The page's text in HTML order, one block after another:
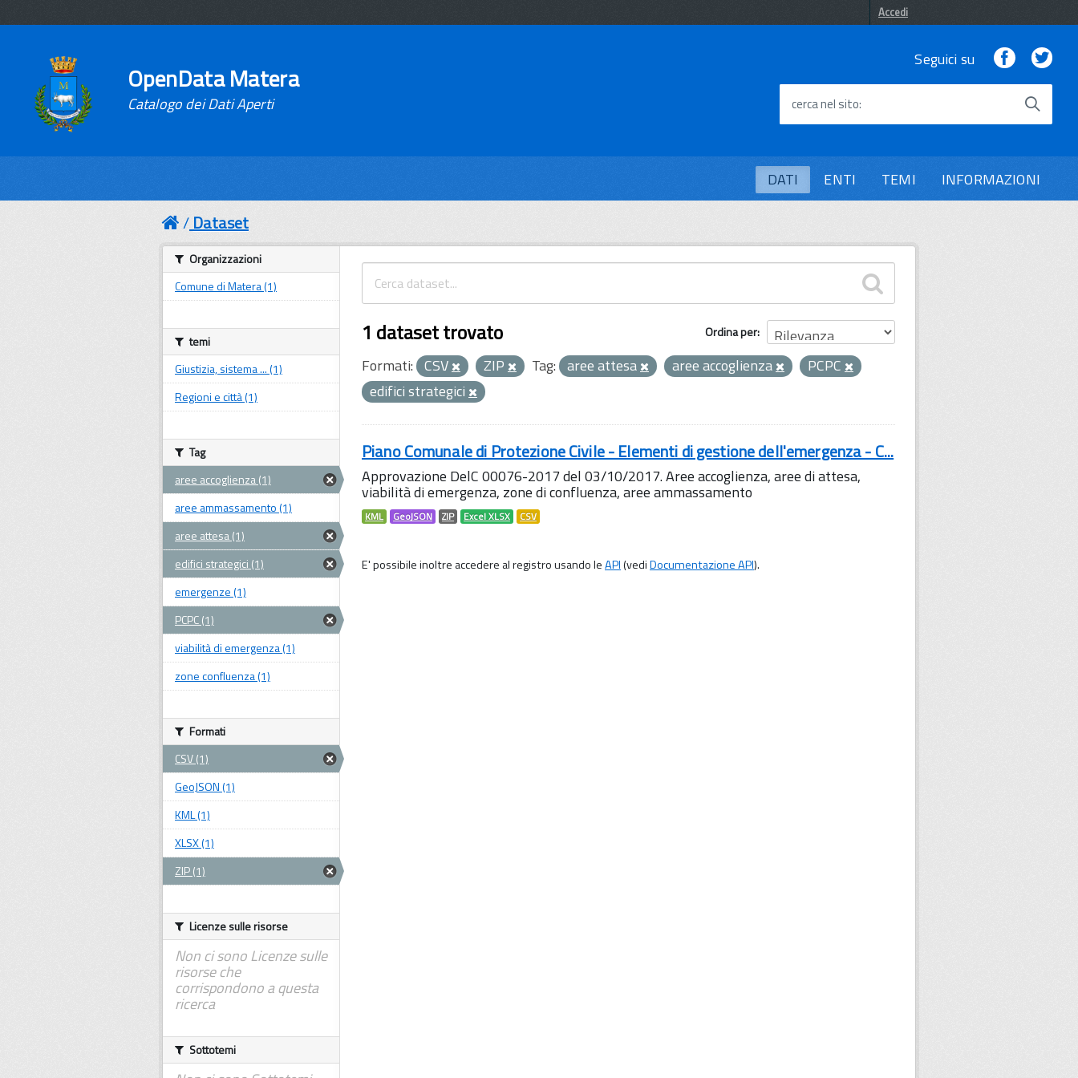
Accedi
OpenData Matera
Catalogo dei Dati Aperti
Seguici su Facebook
cerca nel sito
DATI ENTI TEMI INFORMAZIONI
Dataset
Ordina per
1 dataset trovato
Formati: CSV ZIP Tag: aree attesa aree accoglienza
PCPC
edifici strategici
Piano Comunale di Protezione Civile - Elementi di gestione dell'emergenza - C...
Approvazione DelC 00076-2017 del 03/10/2017. Aree accoglienza, aree di attesa,
viabilità di emergenza, zone di confluenza, aree ammassamento
KML GeoJSON ZIP Excel XLSX CSV
E' possibile inoltre accedere al registro usando leAPI(vediDocumentazione API).
Organizzazioni
Comune di Matera (1)
temi
Giustizia, sistema ... (1)
Regioni e città (1)
Tag
aree accoglienza (1)
aree ammassamento (1)
aree attesa (1)
edifici strategici (1)
emergenze (1)
PCPC (1)
viabilità di emergenza (1)
zone confluenza (1)
Formati
CSV (1)
GeoJSON (1)
KML (1)
XLSX (1)
ZIP (1)
Licenze sulle risorse
Non ci sono Licenze sulle
risorse che
corrispondono a questa
ricerca
Sottotemi